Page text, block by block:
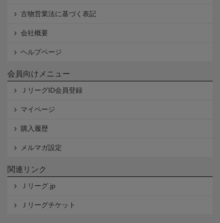
古物営業法に基づく表記
会社概要
ヘルプページ
会員向けメニュー
ＪリーグID会員登録
マイページ
購入履歴
メルマガ設定
関連リンク
Ｊリーグ.jp
Ｊリーグチケット